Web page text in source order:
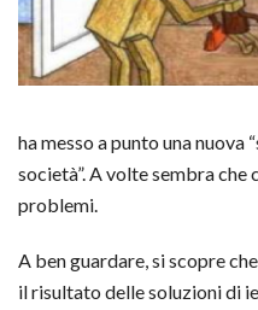
ha messo a punto una nuova
società”. A volte sembra che
problemi.
A ben guardare, si scopre
il risultato delle soluzioni di